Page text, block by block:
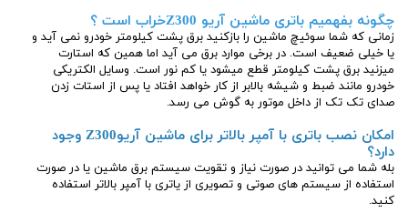
چگونه بفهمیم باتری ماشین آریو Z300خراب است ؟
زمانی که شما سوئیچ ماشین را بازکنید برق پشت کیلومتر خودرو نمی آید و
یا خیلی ضعیف است. در برخی موارد برق می آید اما همین که استارت
میزنید برق پشت کیلومتر قطع میشود یا کم نور است. وسایل الکتریکی
خودرو مانند ضبط و شیشه بالابر از کار خواهد افتاد یا پس از استات زدن
صدای تک تک از داخل موتور به گوش می رسد.
امکان نصب باتری با آمپر بالاتر برای ماشین آریوZ300 وجود
دارد؟
بله شما می توانید در صورت نیاز و تقویت سیستم برق ماشین یا در صورت
استفاده از سیستم های صوتی و تصویری از یاتری با آمپر بالاتر استفاده
کنید.